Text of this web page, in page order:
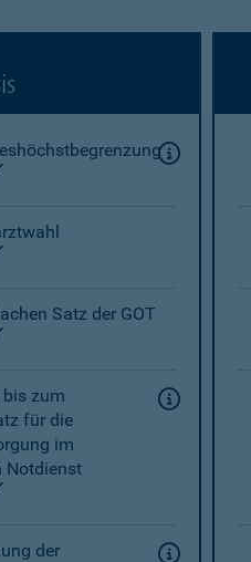
Satz der GOT
zum
für die
im
Notdienst
der